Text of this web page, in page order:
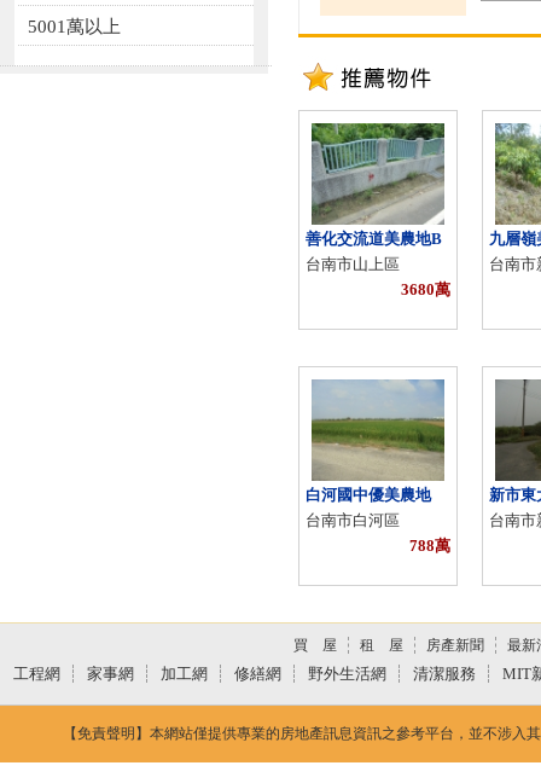
5001萬以上
善化交流道美農地B
台南市山上區
3680萬
九層嶺
台南市
白河國中優美農地
台南市白河區
788萬
新市東
台南市
買 屋 租 屋 房產新聞 最新
工程網 家事網 加工網 修繕網 野外生活網 清潔服務 MIT
【免責聲明】本網站僅提供專業的房地產訊息資訊之參考平台，並不涉